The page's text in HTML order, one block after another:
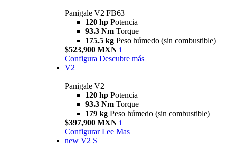
Panigale V2 FB63
120 hp Potencia
93.3 Nm Torque
175.5 kg Peso húmedo (sin combustible)
$523,900 MXN i
Configura Descubre más
V2
Panigale V2
120 hp Potencia
93.3 Nm Torque
179 kg Peso húmedo (sin combustible)
$397,900 MXN i
Configurar Lee Mas
new V2 S